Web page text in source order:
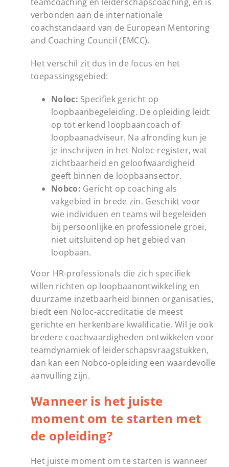
verbonden aan de internationale
coachstandaard van de European Mentoring
and Coaching Council (EMCC).
Het verschil zit dus in de focus en het
toepassingsgebied:
Noloc: Specifiek gericht op
loopbaanbegeleiding. De opleiding leidt
op tot erkend loopbaancoach of
loopbaanadviseur. Na afronding kun je
je inschrijven in het Noloc-register, wat
zichtbaarheid en geloofwaardigheid
geeft binnen de loopbaansector.
Nobco: Gericht op coaching als
vakgebied in brede zin. Geschikt voor
wie individuen en teams wil begeleiden
bij persoonlijke en professionele groei,
niet uitsluitend op het gebied van
loopbaan.
Voor HR-professionals die zich specifiek
willen richten op loopbaanontwikkeling en
duurzame inzetbaarheid binnen organisaties,
biedt een Noloc-accreditatie de meest
gerichte en herkenbare kwalificatie. Wil je ook
bredere coachvaardigheden ontwikkelen voor
teamdynamiek of leiderschapsvraagstukken,
dan kan een Nobco-opleiding een waardevolle
aanvulling zijn.
Wanneer is het juiste
moment om te starten met
de opleiding?
Het juiste moment om te starten is wanneer